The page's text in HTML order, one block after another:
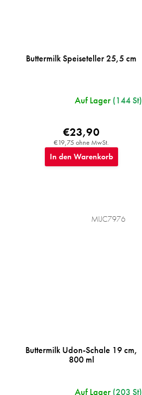
Buttermilk Speiseteller 25,5 cm
Auf Lager (144 St)
€19,75 ohne MwSt.
€23,90
In den Warenkorb
Buttermilk Udon-Schale 19 cm,
800 ml
Auf Lager (203 St)
MIJC7976